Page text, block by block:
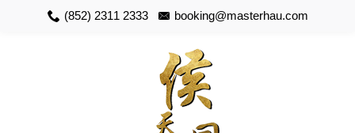
(852) 2311 2333 booking@masterhau.com